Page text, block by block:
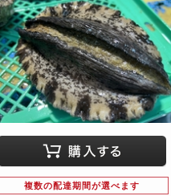
複数の配達期間が選べます